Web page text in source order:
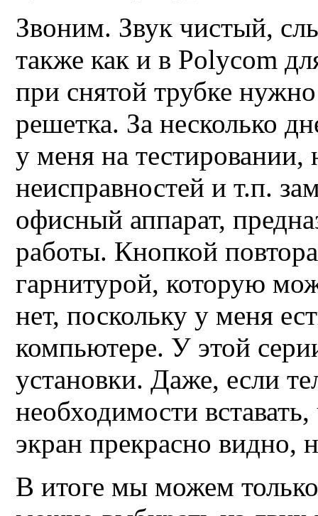
Звоним. Звук чистый,
также как и в Polycom
при снятой трубке
решетка. За несколько
у меня на тестировании,
неисправностей и т.п.
офисный аппарат,
работы. Кнопкой
гарнитурой, которую
нет, поскольку у меня
компьютере. У этой
установки. Даже, если
необходимости
экран прекрасно видно,
В итоге мы можем